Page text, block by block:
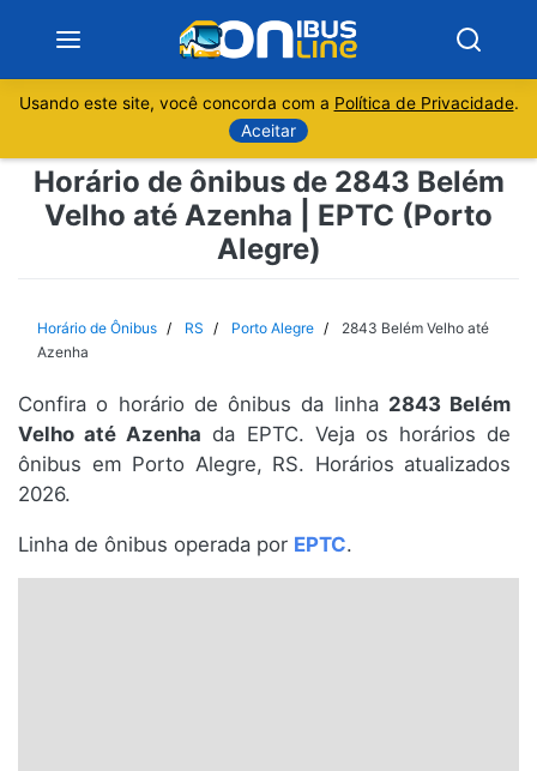
Sobre
Espírito Santo
Paraná
Santa Catarina
Usando este site, você concorda com a Política de Privacidade.
Aceitar
Horário de ônibus de 2843 Belém
Velho até Azenha | EPTC (Porto
Alegre)
Horário de Ônibus RS Porto Alegre
2843 Belém Velho até
Azenha
Confira o horário de ônibus da linha 2843 Belém
Velho até Azenha da EPTC. Veja os horários de
ônibus em Porto Alegre, RS. Horários atualizados
2026.
Linha de ônibus operada por EPTC.